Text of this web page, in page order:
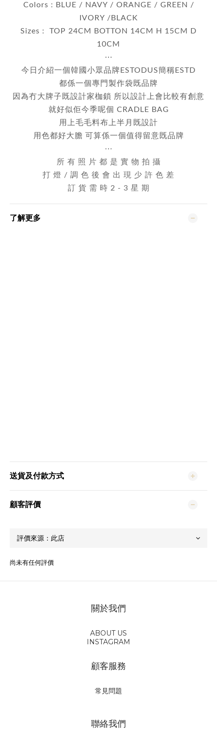
Colors : BLUE / NAVY / ORANGE / GREEN /
IVORY /BLACK
Sizes : TOP 24CM BOTTON 14CM H 15CM D
10CM
⋯
今日介紹一個韓國小眾品牌ESTODUS簡稱ESTD
都係一個專門製作袋既品牌
因為冇大牌子既設計家枷鎖 所以設計上會比較有創意
就好似佢今季呢個 CRADLE BAG
用上毛毛料布上半月既設計
用色都好大膽 可算係一個值得留意既品牌
⋯
所 有 照 片 都 是 實 物 拍 攝
打 燈 / 調 色 後 會 出 現 少 許 色 差
訂 貨 需 時 2 - 3 星 期
了解更多
送貨及付款方式
顧客評價
尚未有任何評價
關於我們
ABOUT US
INSTAGRAM
顧客服務
常見問題
聯絡我們